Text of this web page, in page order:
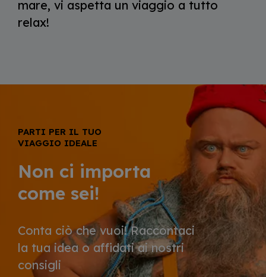
mare, vi aspetta un viaggio a tutto
relax!
PARTI PER IL TUO
VIAGGIO IDEALE
Non ci importa
come sei!
Conta ciò che vuoi! Raccontaci
la tua idea o affidati ai nostri
consigli